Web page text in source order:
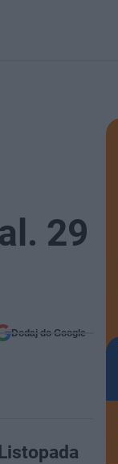
29
Dodaj do Google